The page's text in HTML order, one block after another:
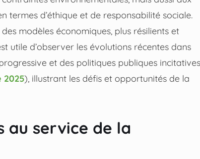
termes d’éthique et de responsabilité sociale.
modèles économiques, plus résilients et
utile d’observer les évolutions récentes dans
et des politiques publiques incitatives
2025), illustrant les défis et opportunités de la
au service de la